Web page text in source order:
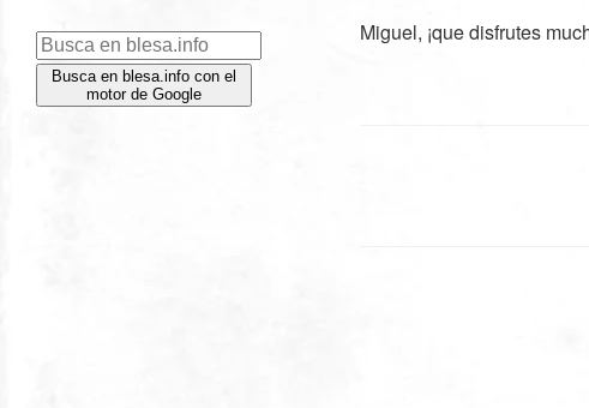
Miguel, ¡que disfrutes
Busca en blesa.info con el
motor de Google